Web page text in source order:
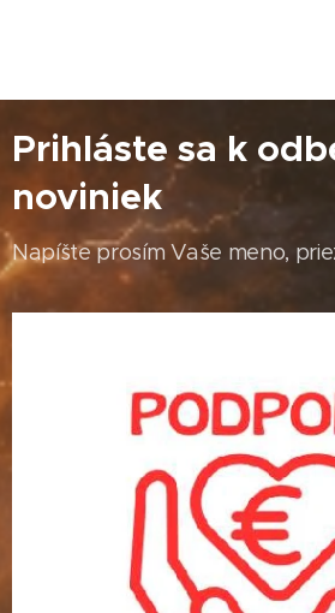
Prihláste sa k
noviniek
Napíšte prosím Vaše meno,